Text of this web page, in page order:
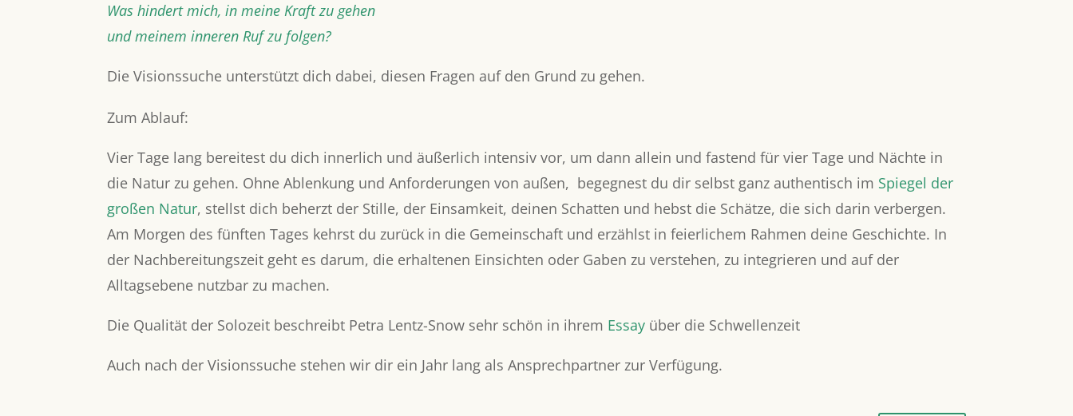
Was hindert mich, in meine Kraft zu gehen
und meinem inneren Ruf zu folgen?
Die Visionssuche unterstützt dich dabei, diesen Fragen auf den Grund zu gehen.
Zum Ablauf:
Vier Tage lang bereitest du dich innerlich und äußerlich intensiv vor, um dann allein und fastend für vier Tage und Nächte in
die Natur zu gehen. Ohne Ablenkung und Anforderungen von außen, begegnest du dir selbst ganz authentisch im Spiegel der
großen Natur, stellst dich beherzt der Stille, der Einsamkeit, deinen Schatten und hebst die Schätze, die sich darin verbergen.
Am Morgen des fünften Tages kehrst du zurück in die Gemeinschaft und erzählst in feierlichem Rahmen deine Geschichte. In
der Nachbereitungszeit geht es darum, die erhaltenen Einsichten oder Gaben zu verstehen, zu integrieren und auf der
Alltagsebene nutzbar zu machen.
Die Qualität der Solozeit beschreibt Petra Lentz-Snow sehr schön in ihrem Essay über die Schwellenzeit
Auch nach der Visionssuche stehen wir dir ein Jahr lang als Ansprechpartner zur Verfügung.